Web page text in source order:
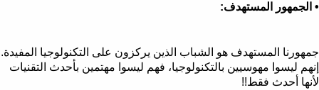
• الجمهور المستهدف:
جمهورنا المستهدف هو الشباب الذين يركزون على التكنولوجيا المفيدة.
إنهم ليسوا مهوسيين بالتكنولوجيا، فهم ليسوا مهتمين بأحدث التقنيات
لأنها أحدث فقط!!